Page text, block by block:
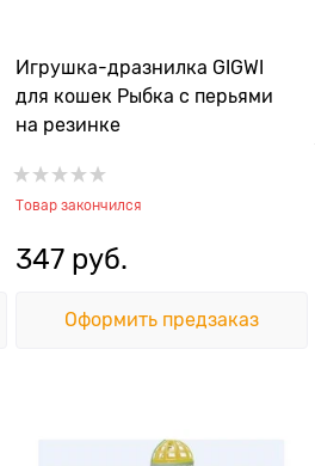
Игрушка-дразнилка GIGWI
для кошек Рыбка с перьями
на резинке
Товар закончился
347 руб.
Оформить предзаказ